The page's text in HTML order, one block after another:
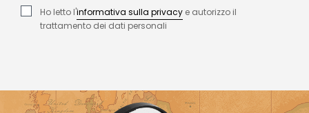
Ho letto l'informativa sulla privacy e autorizzo il
trattamento dei dati personali